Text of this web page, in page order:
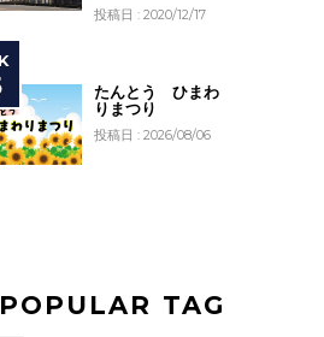
投稿日 : 2020/12/17
たんとう ひまわ
りまつり
投稿日 : 2026/08/06
POPULAR TAG